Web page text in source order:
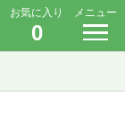
お気に入り
0
メニュー